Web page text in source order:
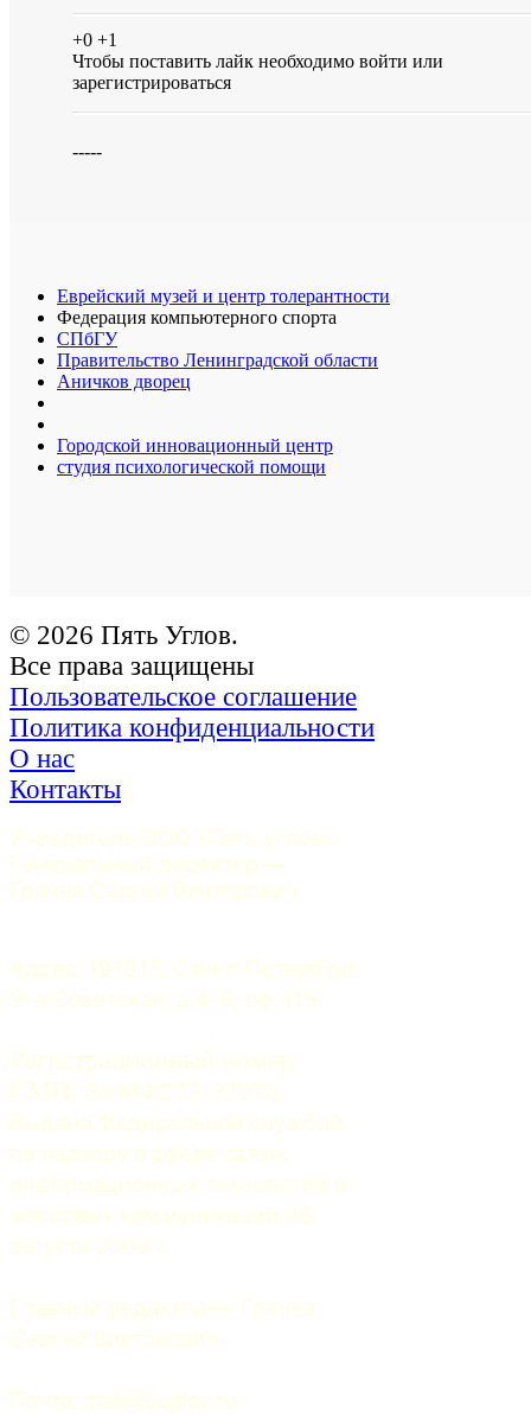
+0 +1
Чтобы поставить лайк необходимо войти или
зарегистрироваться
-----
Еврейский музей и центр толерантности
Федерация компьютерного спорта
СПбГУ
Правительство Ленинградской области
Аничков дворец
Городской инновационный центр
студия психологической помощи
© 2026 Пять Углов.
Все права защищены
Пользовательское соглашение
Политика конфиденциальности
О нас
Контакты
Учредитель ООО «Пять углов».
Генеральный директор —
Грачев Сергей Викторович
Адрес: 191015, Санкт-Петербург,
9-я Советская, д.4-6, оф.415
Регистрационный номер
СМИ: Эл №ФС77-37070.
Выдано Федеральной службой
по надзору в сфере связи,
информационных технологий и
массовых коммуникаций 06
августа 2009 г.
Главный редактор — Грачев
Сергей Викторович.
Почта: mail@5uglov.ru